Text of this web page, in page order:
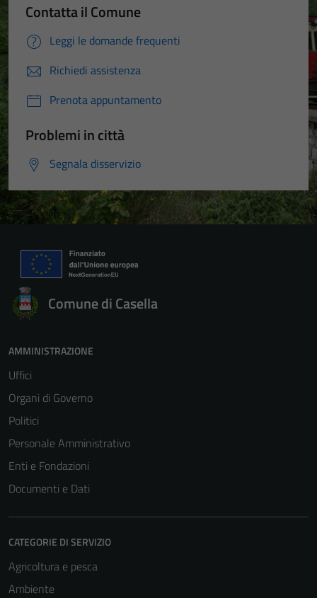
Contatta il Comune
Leggi le domande frequenti
Richiedi assistenza
Prenota appuntamento
Problemi in città
Segnala disservizio
Comune di Casella
AMMINISTRAZIONE
Uffici
Organi di Governo
Politici
Personale Amministrativo
Enti e Fondazioni
Documenti e Dati
CATEGORIE DI SERVIZIO
Agricoltura e pesca
Ambiente